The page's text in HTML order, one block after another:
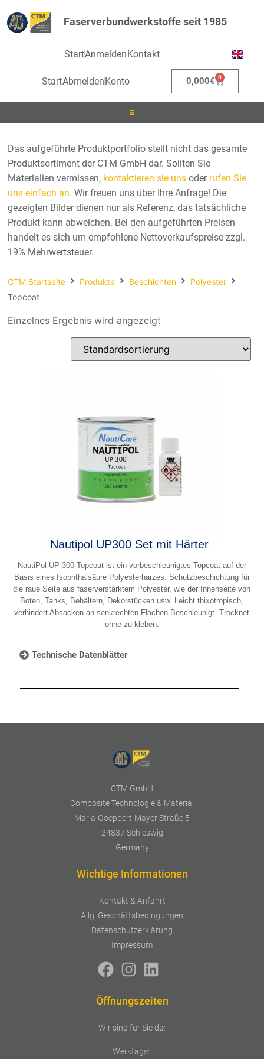
Faserverbundwerkstoffe seit 1985
StartAnmeldenKontakt
StartAbmelden Konto 0,000€ 0
Kleben
Beschichten
Mirka NEU
Das aufgeführte Produktportfolio stellt nicht das gesamte
Produktsortiment der CTM GmbH dar. Sollten Sie
Materialien vermissen, kontaktieren sie uns oder rufen Sie
uns einfach an. Wir freuen uns über Ihre Anfrage! Die
gezeigten Bilder dienen nur als Referenz, das tatsächliche
Produkt kann abweichen. Bei den aufgeführten Preisen
handelt es sich um empfohlene Nettoverkaufspreise zzgl.
19% Mehrwertsteuer.
CTM Startseite Produkte Beschichten
Polyester
Topcoat
Einzelnes Ergebnis wird angezeigt
Nautipol UP300 Set mit Härter
NautiPol UP 300 Topcoat ist ein vorbeschleunigtes Topcoat auf der
Basis eines Isophthalsäure Polyesterharzes. Schutzbeschichtung für
die raue Seite aus faserverstärktem Polyester, wie der Innenseite von
Boten, Tanks, Behältern, Dekorstücken usw. Leicht thixotropisch,
verhindert Absacken an senkrechten Flächen Beschleunigt. Trocknet
ohne zu kleben.
Technische Datenblätter
CTM GmbH
Composite Technologie & Material
Maria-Goeppert-Mayer Straße 5
24837 Schleswig
Germany
Wichtige Informationen
Kontakt & Anfahrt
Allg. Geschäftsbedingungen
Datenschutzerklärung
Impressum
Öffnungszeiten
Wir sind für Sie da:
Werktags: